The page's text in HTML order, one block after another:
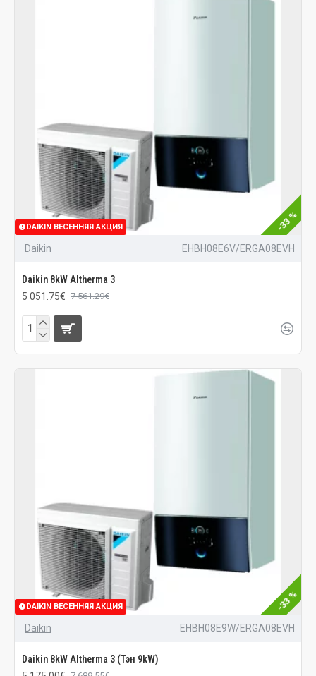
DAIKIN ВЕСЕННЯЯ АКЦИЯ -33 %
Daikin EHBH08E6V/ERGA08EVH
Daikin 8kW Altherma 3
5 051.75€ 7 561.29€
DAIKIN ВЕСЕННЯЯ АКЦИЯ -33 %
Daikin EHBH08E9W/ERGA08EVH
Daikin 8kW Altherma 3 (Тэн 9kW)